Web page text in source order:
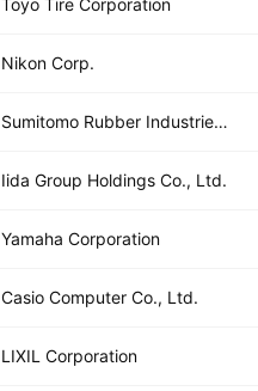
Toyo Tire Corporation
Nikon Corp.
Sumitomo Rubber Industries, Ltd.
Iida Group Holdings Co., Ltd.
Yamaha Corporation
Casio Computer Co., Ltd.
LIXIL Corporation